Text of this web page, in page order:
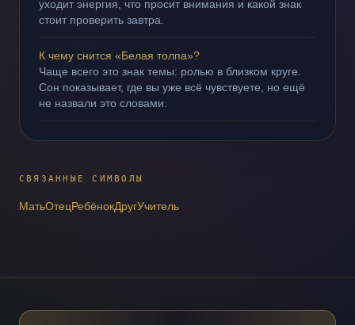
уходит энергия, что просит внимания и какой знак
стоит проверить завтра.
К чему снится «Белая толпа»?
Чаще всего это знак темы: ролью в близком круге.
Сон показывает, где вы уже всё чувствуете, но ещё
не назвали это словами.
СВЯЗАННЫЕ СИМВОЛЫ
МатьОтецРебёнокДругУчитель